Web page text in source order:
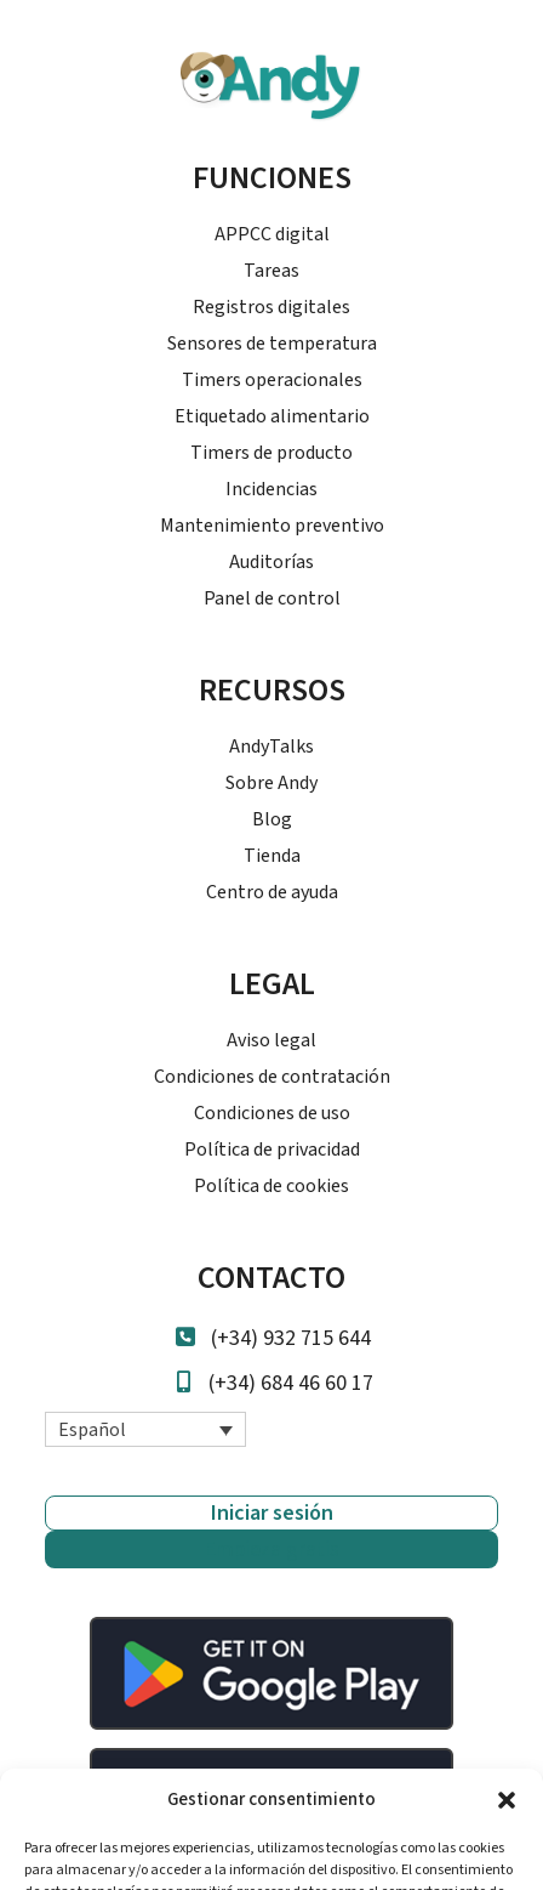
Gestionar consentimiento
Para ofrecer las mejores experiencias, utilizamos tecnologías como las cookies
para almacenar y/o acceder a la información del dispositivo. El consentimiento
FUNCIONES
APPCC digital
Tareas
Registros digitales
Sensores de temperatura
Timers operacionales
Etiquetado alimentario
Timers de producto
Incidencias
Mantenimiento preventivo
Auditorías
Panel de control
RECURSOS
AndyTalks
Sobre Andy
Blog
Tienda
Centro de ayuda
LEGAL
Aviso legal
Condiciones de contratación
Condiciones de uso
Política de privacidad
Política de cookies
CONTACTO
(+34) 932 715 644
(+34) 684 46 60 17
Español
Iniciar sesión